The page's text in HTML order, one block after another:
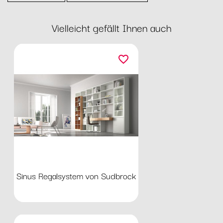
Vielleicht gefällt Ihnen auch
Sinus Regalsystem von Sudbrock
favorite_border